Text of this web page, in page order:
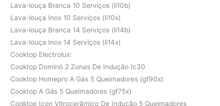
Lava-louça Branca 10 Serviços (li10b)
Lava-louça Inox 10 Serviços (li10x)
Lava-louça Branca 14 Serviços (li14b)
Lava-louça Inox 14 Serviços (li14x)
Cooktop Electrolux:
Cooktop Dominó 2 Zonas De Indução Ic30
Cooktop Homepro A Gás 5 Queimadores (gf90x)
Cooktop A Gás 5 Queimadores (gf75x)
Cooktop Icon Vitrocerâmico De Indução 5 Queimadores